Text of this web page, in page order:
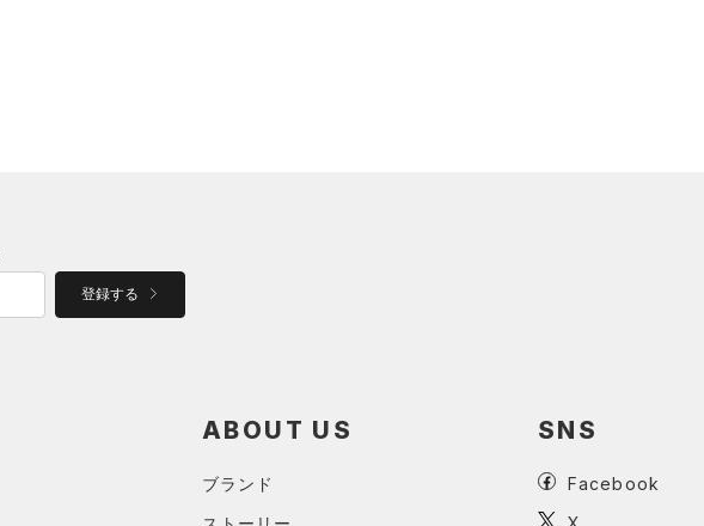
登録する
ABOUT US
ブランド
SNS
Facebook